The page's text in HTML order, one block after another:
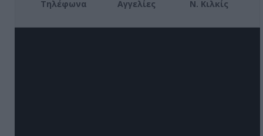
Τηλέφωνα
Αγγελίες
Ν. Κιλκίς